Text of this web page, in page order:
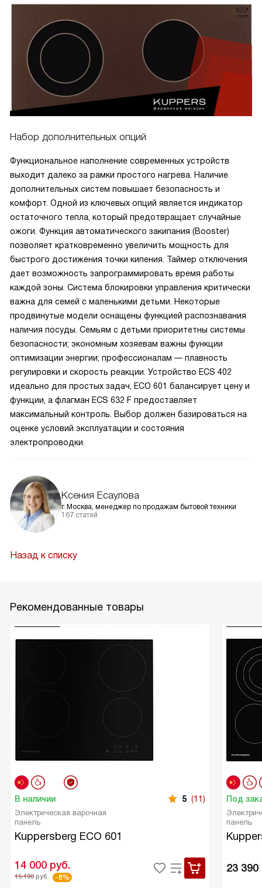
Набор дополнительных опций
Функциональное наполнение современных устройств
выходит далеко за рамки простого нагрева. Наличие
дополнительных систем повышает безопасность и
комфорт. Одной из ключевых опций является индикатор
остаточного тепла, который предотвращает случайные
ожоги. Функция автоматического закипания (Booster)
позволяет кратковременно увеличить мощность для
быстрого достижения точки кипения. Таймер отключения
дает возможность запрограммировать время работы
каждой зоны. Система блокировки управления критически
важна для семей с маленькими детьми. Некоторые
продвинутые модели оснащены функцией распознавания
наличия посуды. Семьям с детьми приоритетны системы
безопасности; экономным хозяевам важны функции
оптимизации энергии; профессионалам — плавность
регулировки и скорость реакции. Устройство ECS 402
идеально для простых задач, ECO 601 балансирует цену и
функции, а флагман ECS 632 F предоставляет
максимальный контроль. Выбор должен базироваться на
оценке условий эксплуатации и состояния
электропроводки.
Ксения Есаулова
г. Москва, менеджер по продажам бытовой техники
167 статей
Назад к списку
Рекомендованные товары
В наличии 5 (11)
Электрическая варочная
панель
Kuppersberg ECO 601
14 000 руб.
15 190 руб. -8%
Под
панель
23 390